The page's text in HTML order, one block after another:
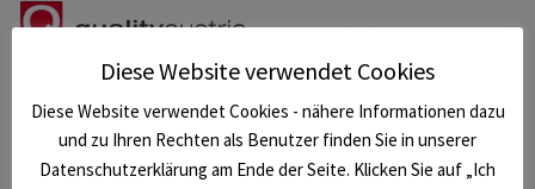
Diese Website verwendet Cookies
Diese Website verwendet Cookies - nähere Informationen dazu
und zu Ihren Rechten als Benutzer finden Sie in unserer
Datenschutzerklärung am Ende der Seite. Klicken Sie auf „Ich